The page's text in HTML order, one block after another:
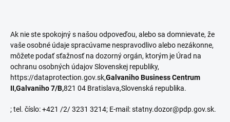
Ak nie ste spokojný s našou odpoveďou, alebo sa domnievate, že
vaše osobné údaje spracúvame nespravodlivo alebo nezákonne,
môžete podať sťažnosť na dozorný orgán, ktorým je Úrad na
ochranu osobných údajov Slovenskej republiky,
https://dataprotection.gov.sk,Galvaniho Business Centrum
II,Galvaniho 7/B,821 04 Bratislava,Slovenská republika.
; tel. číslo: +421 /2/ 3231 3214; E-mail: statny.dozor@pdp.gov.sk.